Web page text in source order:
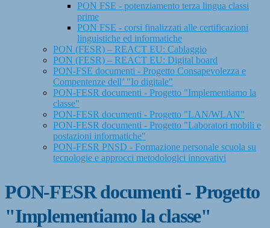
PON FSE - potenziamento terza lingua classi
prime
PON FSE - corsi finalizzati alle certificazioni
linguistiche ed informatiche
PON (FESR) – REACT EU: Cablaggio
PON (FESR) – REACT EU: Digital board
PON-FSE documenti - Progetto Consapevolezza e
Compentenze dell’ "Io digitale"
PON-FESR documenti - Progetto "Implementiamo la
classe"
PON-FESR documenti - Progetto "LAN/WLAN"
PON-FESR documenti - Progetto "Laboratori mobili e
postazioni informatiche"
PON-FESR PNSD - Formazione personale scuola su
tecnologie e approcci metodologici innovativi
PON-FESR documenti - Progetto
"Implementiamo la classe"